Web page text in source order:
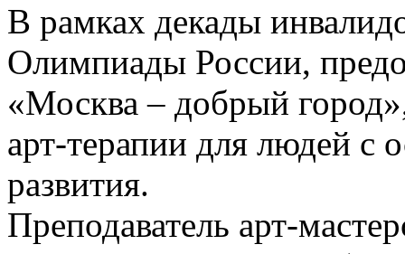
В рамках декады
Олимпиады России,
«Москва – добрый
арт-терапии для людей с
развития.
Преподаватель арт-